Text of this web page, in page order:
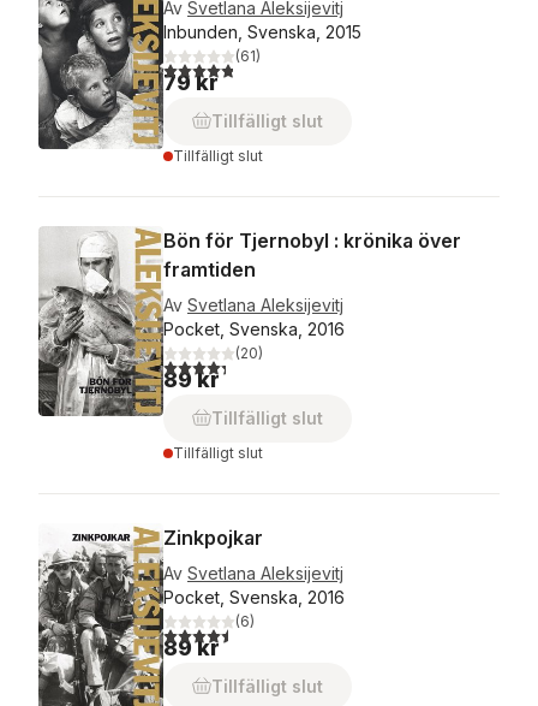
Av Svetlana Aleksijevitj
Inbunden, Svenska, 2015
4,8utav 5 stjärnor. Totalt antal röster:
(61)
79 kr
Tillfälligt slut
Tillfälligt slut
Bön för Tjernobyl : krönika över
framtiden
Av Svetlana Aleksijevitj
Pocket, Svenska, 2016
4,3utav 5 stjärnor. Totalt antal röster:
(20)
89 kr
Tillfälligt slut
Tillfälligt slut
Zinkpojkar
Av Svetlana Aleksijevitj
Pocket, Svenska, 2016
4,5utav 5 stjärnor. Totalt antal röster:
(6)
89 kr
Tillfälligt slut